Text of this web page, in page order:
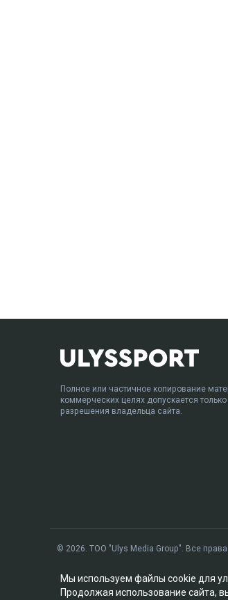
Полное или частичное копирование
коммерческих целях допускается
разрешения владельца сайта.
© 2026. ТОО "Ulys Media Group". Все
Мы используем файлы cookie для
Продолжая использование сайта,